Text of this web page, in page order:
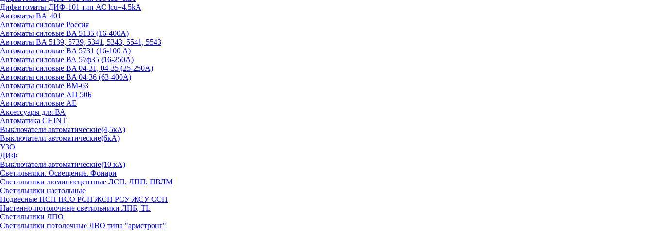
Дифавтоматы ДИФ-101 тип АС lcu=4.5kA
Автоматы BA-401
Автоматы силовые Россия
Автоматы силовые BA 5135 (16-400А)
Автоматы BA 5139, 5739, 5341, 5343, 5541, 5543
Автоматы силовые BA 5731 (16-100 А)
Автоматы силовые ВА 57ф35 (16-250А)
Автоматы силовые BA 04-31, 04-35 (25-250А)
Автоматы силовые BA 04-36 (63-400А)
Автоматы силовые ВМ-63
Автоматы силовые АП 50Б
Автоматы силовые АЕ
Аксессуары для ВА
Автоматика CHINT
Выключатели автоматические(4,5кА)
Выключатели автоматические(6кА)
УЗО
ДИФ
Выключатели автоматические(10 кА)
Светильники. Освещение. Фонари
Светильники люминисцентные ЛСП, ЛПП, ПВЛМ
Светильники настольные
Подвесные НСП НСО РСП ЖСП РСУ ЖСУ ССП
Настенно-потолочные светильники ЛПБ, TL
Светильники ЛПО
Светильники потолочные ЛВО типа "армстронг"